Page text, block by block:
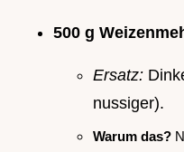
500 g
Ersatz:
nussiger).
Warum das?